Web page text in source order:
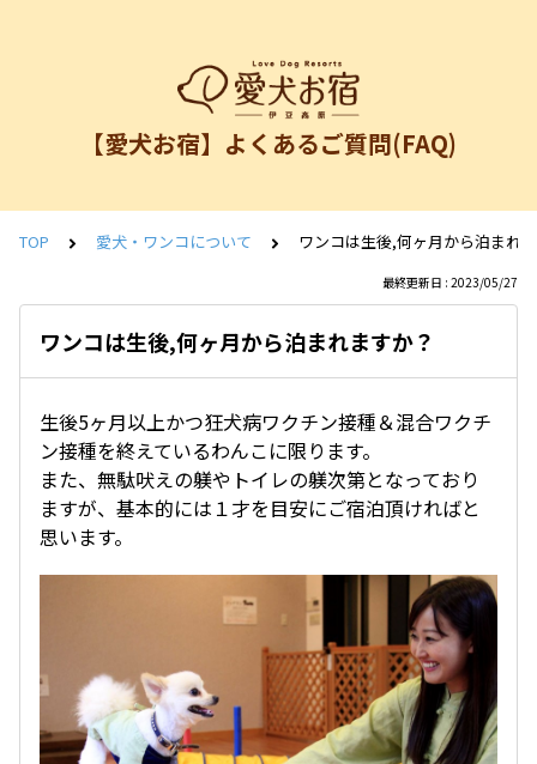
【愛犬お宿】よくあるご質問(FAQ)
TOP 愛犬・ワンコについて ワンコは生後,何ヶ月から泊まれ
最終更新日 : 2023/05/27
ワンコは生後,何ヶ月から泊まれますか？
生後5ヶ月以上かつ狂犬病ワクチン接種＆混合ワクチ
ン接種を終えているわんこに限ります。
また、無駄吠えの躾やトイレの躾次第となっており
ますが、基本的には１才を目安にご宿泊頂ければと
思います。